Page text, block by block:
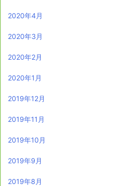
2020年4月
2020年3月
2020年2月
2020年1月
2019年12月
2019年11月
2019年10月
2019年9月
2019年8月